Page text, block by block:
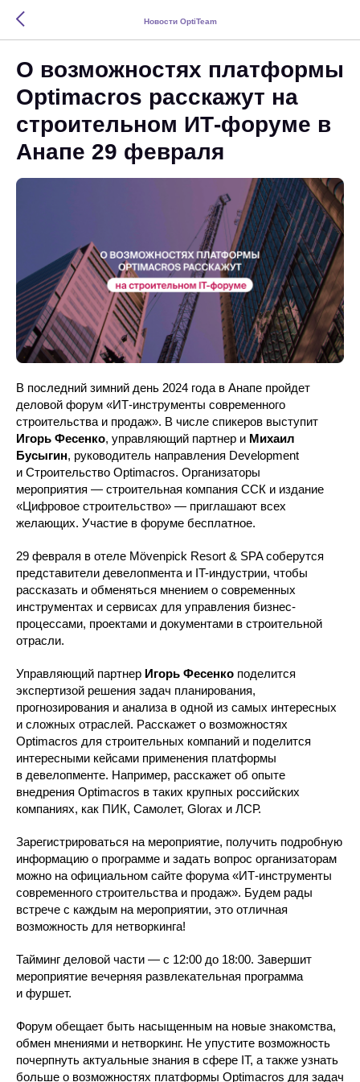
Новости OptiTeam
О возможностях платформы
Optimacros расскажут на
строительном ИТ-форуме в
Анапе 29 февраля
В последний зимний день 2024 года в Анапе пройдет
деловой форум «ИТ-инструменты современного
строительства и продаж». В числе спикеров выступит
Игорь Фесенко, управляющий партнер и Михаил
Бусыгин, руководитель направления Development
и Строительство Optimacros. Организаторы
мероприятия — строительная компания ССК и издание
«Цифровое строительство» — приглашают всех
желающих. Участие в форуме бесплатное.
29 февраля в отеле Mövenpick Resort & SPA соберутся
представители девелопмента и IT-индустрии, чтобы
рассказать и обменяться мнением о современных
инструментах и сервисах для управления бизнес-
процессами, проектами и документами в строительной
отрасли.
Управляющий партнер Игорь Фесенко поделится
экспертизой решения задач планирования,
прогнозирования и анализа в одной из самых интересных
и сложных отраслей. Расскажет о возможностях
Optimacros для строительных компаний и поделится
интересными кейсами применения платформы
в девелопменте. Например, расскажет об опыте
внедрения Optimacros в таких крупных российских
компаниях, как ПИК, Самолет, Glorax и ЛСР.
Зарегистрироваться на мероприятие, получить подробную
информацию о программе и задать вопрос организаторам
можно на официальном сайте форума «ИТ-инструменты
современного строительства и продаж». Будем рады
встрече с каждым на мероприятии, это отличная
возможность для нетворкинга!
Тайминг деловой части — с 12:00 до 18:00. Завершит
мероприятие вечерняя развлекательная программа
и фуршет.
Форум обещает быть насыщенным на новые знакомства,
обмен мнениями и нетворкинг. Не упустите возможность
почерпнуть актуальные знания в сфере IT, а также узнать
больше о возможностях платформы Optimacros для задач